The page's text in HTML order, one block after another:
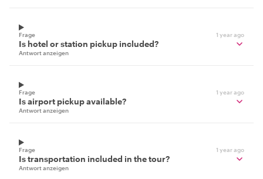
Frage 1 year ago
Is hotel or station pickup included?
Antwort anzeigen
Frage 1 year ago
Is airport pickup available?
Antwort anzeigen
Frage 1 year ago
Is transportation included in the tour?
Antwort anzeigen